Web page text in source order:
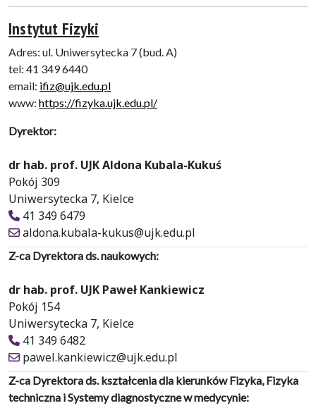
Instytut Fizyki
Adres: ul. Uniwersytecka 7 (bud. A)
tel: 41 349 6440
email: ifiz@ujk.edu.pl
www: https://fizyka.ujk.edu.pl/
Dyrektor:
dr hab. prof. UJK Aldona Kubala-Kukuś
Pokój 309
Uniwersytecka 7, Kielce
41 349 6479
aldona.kubala-kukus@ujk.edu.pl
Z-ca Dyrektora ds. naukowych:
dr hab. prof. UJK Paweł Kankiewicz
Pokój 154
Uniwersytecka 7, Kielce
41 349 6482
pawel.kankiewicz@ujk.edu.pl
Z-ca Dyrektora ds. kształcenia dla kierunków Fizyka, Fizyka
techniczna i Systemy diagnostyczne w medycynie: